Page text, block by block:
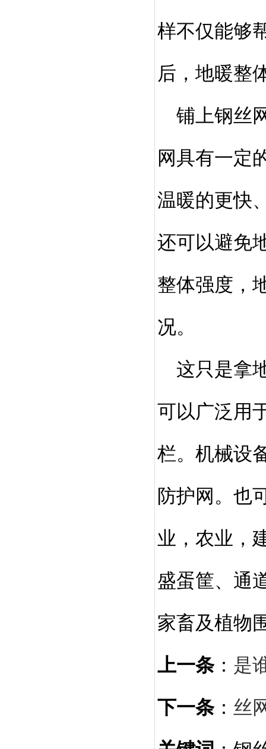
样不仅能够
后，地暖整
铺上钢丝
网具有一定
温暖的更快
还可以避免
整体强度，
况。
这只是拿
可以广泛用
栏。机械设
防护网。也
业，农业，
盛蛋筐、通
家畜及植物
上一条： 是
下一条： 丝